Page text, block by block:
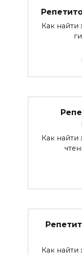
Как
Как
Как